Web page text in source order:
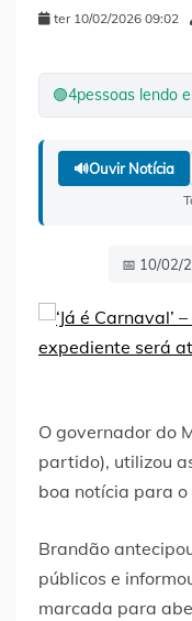
ter 10/02/2026 09:02
🟢4pessoas lendo
🔊Ouvir Notícia
📅 10/02/
O governador do
partido), utilizou
boa notícia para
Brandão
públicos e
marcada para